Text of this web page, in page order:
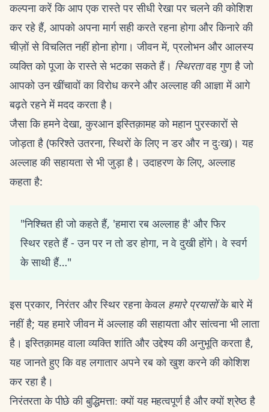
कल्पना करें कि आप एक रास्ते पर सीधी रेखा पर चलने की कोशिश
कर रहे हैं, आपको अपना मार्ग सही करते रहना होगा और किनारे की
चीज़ों से विचलित नहीं होना होगा। जीवन में, प्रलोभन और आलस्य
व्यक्ति को पूजा के रास्ते से भटका सकते हैं। स्थिरतावह गुण है जो
आपको उन खींचावों का विरोध करने और अल्लाह की आज्ञा में आगे
बढ़ते रहने में मदद करता है।
जैसा कि हमने देखा, कुरआन इस्तिक़ामह को महान पुरस्कारों से
जोड़ता है (फरिश्ते उतरना, स्थिरों के लिए न डर और न दुःख)। यह
अल्लाह की सहायता से भी जुड़ा है। उदाहरण के लिए, अल्लाह
कहता है:
"निश्चित ही जो कहते हैं, 'हमारा रब अल्लाह है' और फिर
स्थिर रहते हैं - उन पर न तो डर होगा, न वे दुखी होंगे। वे स्वर्ग
के साथी हैं…"
इस प्रकार, निरंतर और स्थिर रहना केवल हमारे प्रयासोंके बारे में
नहीं है; यह हमारे जीवन में अल्लाह की सहायता और सांत्वना भी लाता
है। इस्तिक़ामह वाला व्यक्ति शांति और उद्देश्य की अनुभूति करता है,
यह जानते हुए कि वह लगातार अपने रब को खुश करने की कोशिश
कर रहा है।
निरंतरता के पीछे की बुद्धिमत्ता: क्यों यह महत्वपूर्ण है और क्यों श्रेष्ठ है